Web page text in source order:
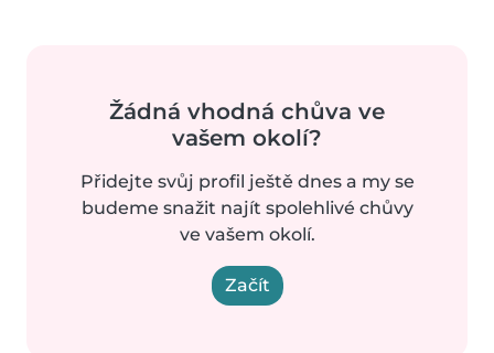
Žádná vhodná chůva ve
vašem okolí?
Přidejte svůj profil ještě dnes a my se
budeme snažit najít spolehlivé chůvy
ve vašem okolí.
Začít